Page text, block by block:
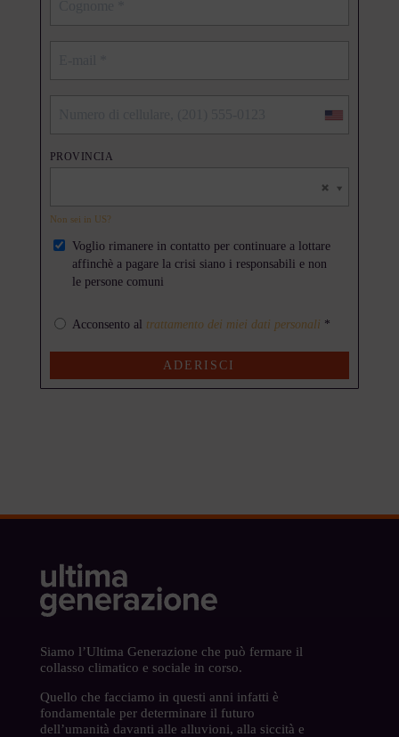
PROVINCIA
Non sei in US?
Voglio rimanere in contatto per continuare a lottare
affinchè a pagare la crisi siano i responsabili e non
le persone comuni
Acconsento al trattamento dei miei dati personali *
Siamo l’Ultima Generazione che può fermare il
collasso climatico e sociale in corso.
Quello che facciamo in questi anni infatti è
fondamentale per determinare il futuro
dell’umanità davanti alle alluvioni, alla siccità e